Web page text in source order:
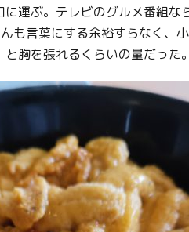
運ぶ。テレビのグルメ番組
も言葉にする余裕すらなく
胸を張れるくらいの量だった。